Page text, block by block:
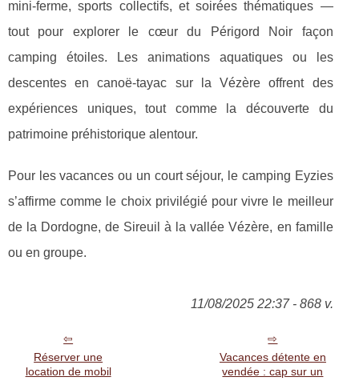
mini-ferme, sports collectifs, et soirées thématiques —
tout pour explorer le cœur du Périgord Noir façon
camping étoiles. Les animations aquatiques ou les
descentes en canoë-tayac sur la Vézère offrent des
expériences uniques, tout comme la découverte du
patrimoine préhistorique alentour.
Pour les vacances ou un court séjour, le camping Eyzies
s’affirme comme le choix privilégié pour vivre le meilleur
de la Dordogne, de Sireuil à la vallée Vézère, en famille
ou en groupe.
11/08/2025 22:37 - 868 v.
Réserver une
location de mobil
Vacances détente en
vendée : cap sur un